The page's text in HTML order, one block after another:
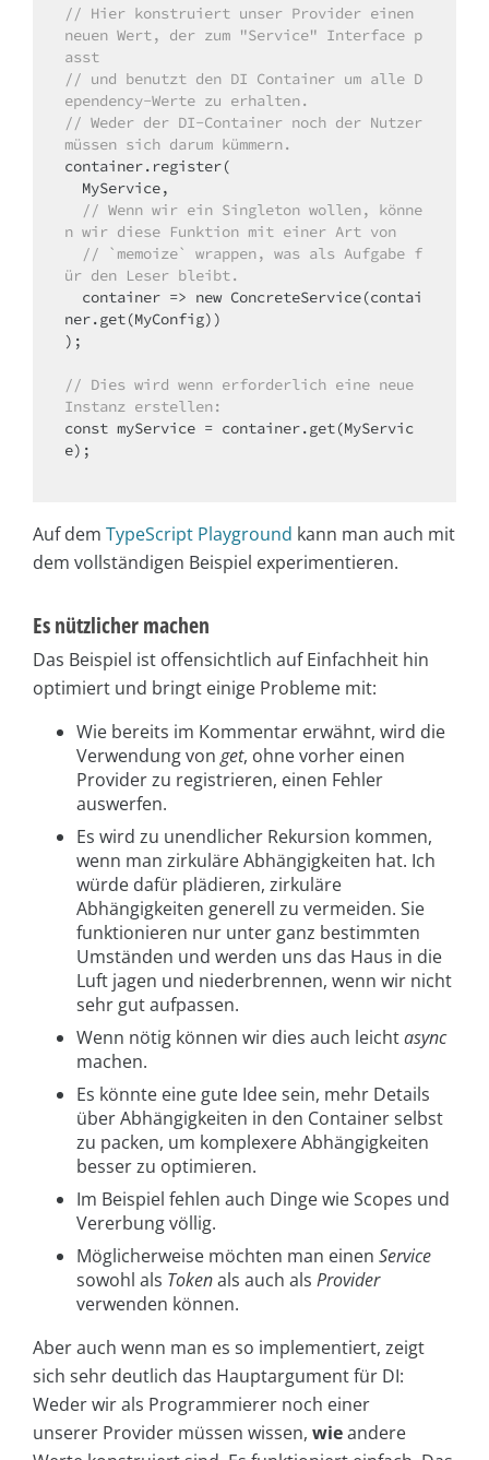
// Hier konstruiert unser Provider einen
neuen Wert, der zum "Service" Interface p
asst
// und benutzt den DI Container um alle D
ependency-Werte zu erhalten.
// Weder der DI-Container noch der Nutzer
müssen sich darum kümmern.
container.register(
// Wenn wir ein Singleton wollen, könne
n wir diese Funktion mit einer Art von
// `memoize` wrappen, was als Aufgabe f
ür den Leser bleibt.
container => new ConcreteService(contai
ner.get(MyConfig))
);
// Dies wird wenn erforderlich eine neue
Instanz erstellen:
const myService = container.get(MyServic
e);
Auf dem TypeScript Playground kann man auch mit
dem vollständigen Beispiel experimentieren.
Es nützlicher machen
Das Beispiel ist offensichtlich auf Einfachheit hin
optimiert und bringt einige Probleme mit:
Wie bereits im Kommentar erwähnt, wird die
Verwendung von get, ohne vorher einen
Provider zu registrieren, einen Fehler
auswerfen.
Es wird zu unendlicher Rekursion kommen,
wenn man zirkuläre Abhängigkeiten hat. Ich
würde dafür plädieren, zirkuläre
Abhängigkeiten generell zu vermeiden. Sie
funktionieren nur unter ganz bestimmten
Umständen und werden uns das Haus in die
Luft jagen und niederbrennen, wenn wir nicht
sehr gut aufpassen.
Wenn nötig können wir dies auch leichtasync
machen.
Es könnte eine gute Idee sein, mehr Details
über Abhängigkeiten in den Container selbst
zu packen, um komplexere Abhängigkeiten
besser zu optimieren.
Im Beispiel fehlen auch Dinge wie Scopes und
Vererbung völlig.
Möglicherweise möchten man einen Service
sowohl als Tokenals auch als Provider
verwenden können.
Aber auch wenn man es so implementiert, zeigt
sich sehr deutlich das Hauptargument für DI:
Weder wir als Programmierer noch einer
unserer Provider müssen wissen, wieandere